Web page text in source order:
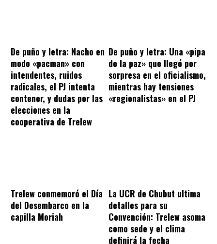
De puño y letra: Nacho en
modo «pacman» con
intendentes, ruidos
radicales, el PJ intenta
contener, y dudas por las
elecciones en la
cooperativa de Trelew
De puño y letra: Una «pipa
de la paz» que llegó por
sorpresa en el oficialismo,
mientras hay tensiones
«regionalistas» en el PJ
Trelew conmemoró el Día
del Desembarco en la
capilla Moriah
La UCR de Chubut ultima
detalles para su
Convención: Trelew asoma
como sede y el clima
definirá la fecha